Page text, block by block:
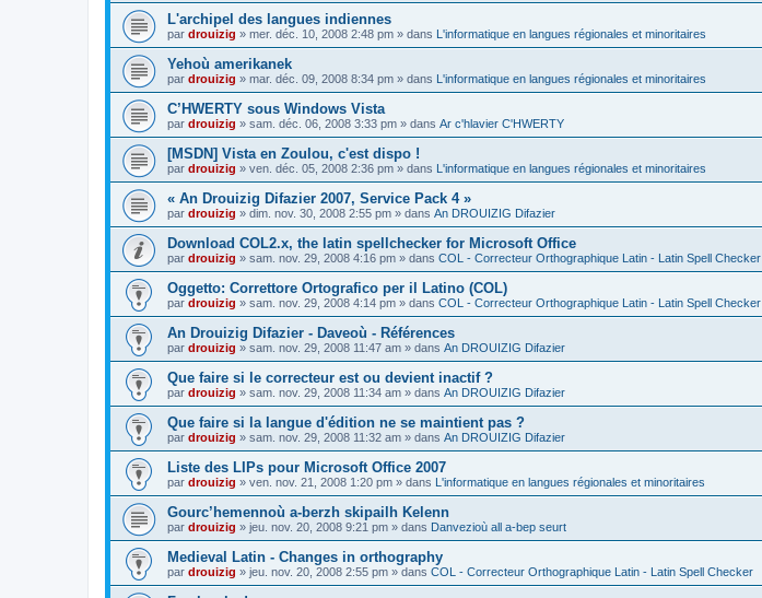
L'archipel des langues indiennes
par drouizig » mer. déc. 10, 2008 2:48 pm » dans L'informatique en langues régionales et minoritaires
Yehoù amerikanek
par drouizig » mar. déc. 09, 2008 8:34 pm » dans L'informatique en langues régionales et minoritaires
C’HWERTY sous Windows Vista
par drouizig » sam. déc. 06, 2008 3:33 pm » dans Ar c'hlavier C'HWERTY
[MSDN] Vista en Zoulou, c'est dispo !
par drouizig » ven. déc. 05, 2008 2:36 pm » dans L'informatique en langues régionales et minoritaires
« An Drouizig Difazier 2007, Service Pack 4 »
par drouizig » dim. nov. 30, 2008 2:55 pm » dans An DROUIZIG Difazier
Download COL2.x, the latin spellchecker for Microsoft Office
par drouizig » sam. nov. 29, 2008 4:16 pm » dans COL - Correcteur Orthographique Latin - Latin Spell Checker
Oggetto: Correttore Ortografico per il Latino (COL)
par drouizig » sam. nov. 29, 2008 4:14 pm » dans COL - Correcteur Orthographique Latin - Latin Spell Checker
An Drouizig Difazier - Daveoù - Références
par drouizig » sam. nov. 29, 2008 11:47 am » dans An DROUIZIG Difazier
Que faire si le correcteur est ou devient inactif ?
par drouizig » sam. nov. 29, 2008 11:34 am » dans An DROUIZIG Difazier
Que faire si la langue d'édition ne se maintient pas ?
par drouizig » sam. nov. 29, 2008 11:32 am » dans An DROUIZIG Difazier
Liste des LIPs pour Microsoft Office 2007
par drouizig » ven. nov. 21, 2008 1:20 pm » dans L'informatique en langues régionales et minoritaires
Gourc’hemennoù a-berzh skipailh Kelenn
par drouizig » jeu. nov. 20, 2008 9:21 pm » dans Danvezioù all a-bep seurt
Medieval Latin - Changes in orthography
par drouizig » jeu. nov. 20, 2008 2:55 pm » dans COL - Correcteur Orthographique Latin - Latin Spell Checker